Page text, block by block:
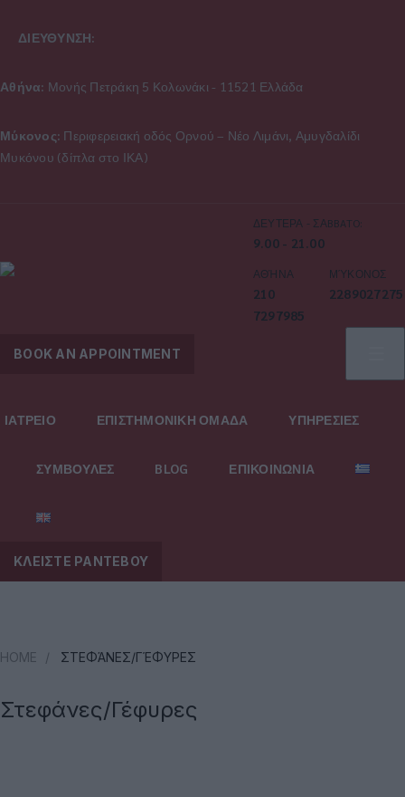
ΔΙΕΥΘΥΝΣΗ:
Αθήνα: Μονής Πετράκη 5 Κολωνάκι - 11521 Ελλάδα
Μύκονος: Περιφερειακή οδός Ορνού – Νέο Λιμάνι, Αμυγδαλίδι
Μυκόνου (δίπλα στο ΙΚΑ)
ΔΕΥΤΕΡΑ - ΣΑBBATO:
9.00 - 21.00
ΑΘΉΝΑ
210
7297985
ΜΎΚΟΝΟΣ
2289027275
BOOK AN APPOINTMENT
ΙΑΤΡΕΙΟ ΕΠΙΣΤΗΜΟΝΙΚΗ ΟΜΑΔΑ ΥΠΗΡΕΣΙΕΣ
ΣΥΜΒΟΥΛΕΣ BLOG ΕΠΙΚΟΙΝΩΝΙΑ
ΚΛΕΙΣΤΕ ΡΑΝΤΕΒΟΥ
HOME / ΣΤΕΦΆΝΕΣ/ΓΈΦΥΡΕΣ
Στεφάνες/Γέφυρες